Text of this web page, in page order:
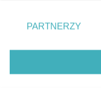
Historia miasta
znajdujący się w
przetwarzaniu.
PARTNERZY